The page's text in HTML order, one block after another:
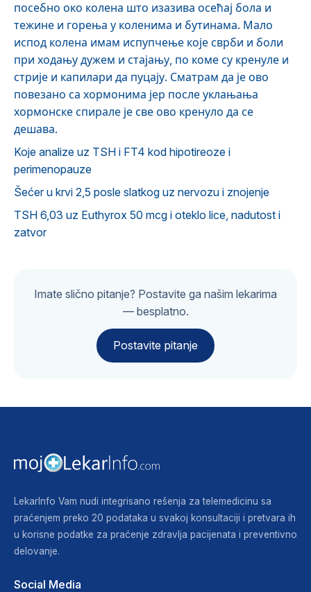
посебно око колена што изазива осећај бола и
тежине и горења у коленима и бутинама. Мало
испод колена имам испупчење које сврби и боли
при ходању дужем и стајању, по коме су кренуле и
стрије и капилари да пуцају. Сматрам да је ово
повезано са хормонима јер после уклањања
хормонске спирале је све ово кренуло да се
дешава.
Koje analize uz TSH i FT4 kod hipotireoze i
perimenopauze
Šećer u krvi 2,5 posle slatkog uz nervozu i znojenje
TSH 6,03 uz Euthyrox 50 mcg i oteklo lice, nadutost i
zatvor
Imate slično pitanje? Postavite ga našim lekarima
— besplatno.
Postavite pitanje
LekarInfo Vam nudi integrisano rešenja za telemedicinu sa
praćenjem preko 20 podataka u svakoj konsultaciji i pretvara ih
u korisne podatke za praćenje zdravlja pacijenata i preventivno
delovanje.
Social Media